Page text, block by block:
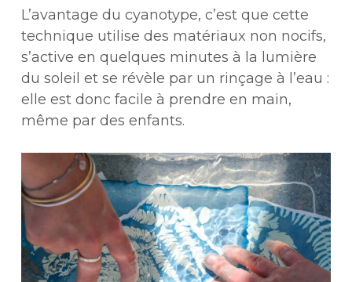
L’avantage du cyanotype, c’est que cette
technique utilise des matériaux non nocifs,
s’active en quelques minutes à la lumière
du soleil et se révèle par un rinçage à l’eau :
elle est donc facile à prendre en main,
même par des enfants.